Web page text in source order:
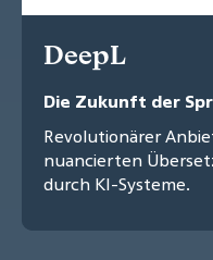
DeepL
Die Zukunft der
Revolutionärer
nuancierten
durch KI-Systeme.